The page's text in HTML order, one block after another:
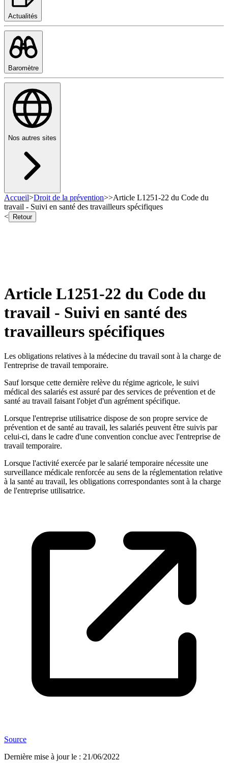
Actualités
Baromètre
Nos autres sites
Accueil>Droit de la prévention>>Article L1251-22 du Code du
travail - Suivi en santé des travailleurs spécifiques
<
Retour
Article L1251-22 du Code du
travail - Suivi en santé des
travailleurs spécifiques
Les obligations relatives à la médecine du travail sont à la charge de
l'entreprise de travail temporaire.
Sauf lorsque cette dernière relève du régime agricole, le suivi
médical des salariés est assuré par des services de prévention et de
santé au travail faisant l'objet d'un agrément spécifique.
Lorsque l'entreprise utilisatrice dispose de son propre service de
prévention et de santé au travail, les salariés peuvent être suivis par
celui-ci, dans le cadre d'une convention conclue avec l'entreprise de
travail temporaire.
Lorsque l'activité exercée par le salarié temporaire nécessite une
surveillance médicale renforcée au sens de la réglementation relative
à la santé au travail, les obligations correspondantes sont à la charge
de l'entreprise utilisatrice.
Source
Dernière mise à jour le : 21/06/2022